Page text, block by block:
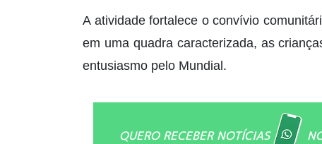
A atividade fortalece o convívio
em uma quadra caracterizada, as
entusiasmo pelo Mundial.
QUERO RECEBER NOTÍCIAS